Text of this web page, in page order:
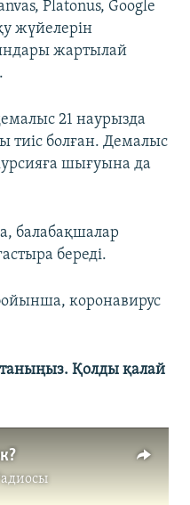
Platonus, Google
жүйелерін
жартылай
21 наурызда
тиіс болған. Демалыс
шығуына да
балабақшалар
береді.
коронавирус
Қолды қалай